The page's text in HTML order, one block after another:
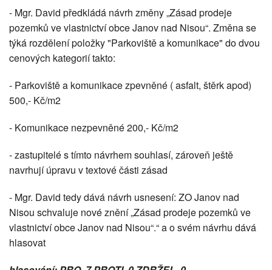
- Mgr. David předkládá návrh změny „Zásad prodeje
pozemků ve vlastnictví obce Janov nad Nisou“. Změna se
týká rozdělení položky "Parkoviště a komunikace" do dvou
cenových kategorií takto:
- Parkoviště a komunikace zpevněné ( asfalt, štěrk apod)
500,- Kč/m2
- Komunikace nezpevněné 200,- Kč/m2
- zastupitelé s tímto návrhem souhlasí, zároveň ještě
navrhují úpravu v textové části zásad
- Mgr. David tedy dává návrh usnesení: ZO Janov nad
Nisou schvaluje nové znění „Zásad prodeje pozemků ve
vlastnictví obce Janov nad Nisou“.“ a o svém návrhu dává
hlasovat